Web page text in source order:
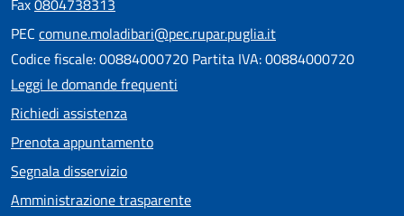
PEC comune.moladibari@pec.rupar.puglia.it
Codice fiscale: 00884000720 Partita IVA: 00884000720
Leggi le domande frequenti
Richiedi assistenza
Prenota appuntamento
Segnala disservizio
Amministrazione trasparente